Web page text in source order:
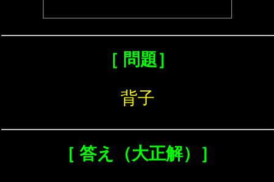
［ 問題］
背子
［ 答え（大正解）］